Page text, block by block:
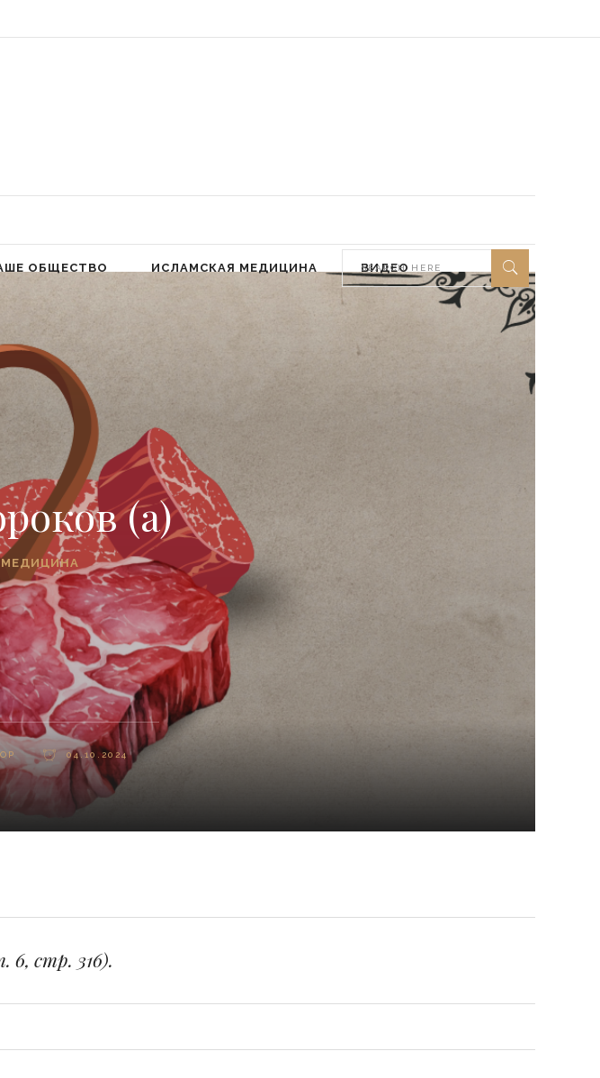
ОБЩЕСТВО ИСЛАМСКАЯ МЕДИЦИНА ВИДЕО
(а)
04.10.2024
стр. 316).